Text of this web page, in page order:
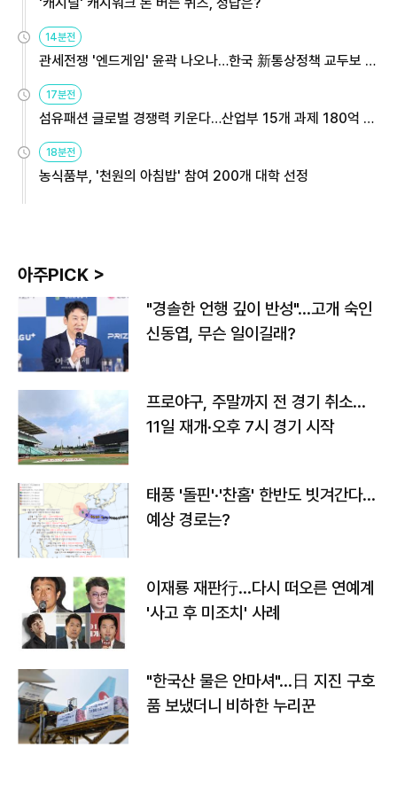
14분전
관세전쟁 '엔드게임' 윤곽 나오나…한국 新통상정책 교두보 활
용해야
17분전
섬유패션 글로벌 경쟁력 키운다…산업부 15개 과제 180억 지
원
18분전
농식품부, '천원의 아침밥' 참여 200개 대학 선정
아주PICK >
"경솔한 언행 깊이 반성"…고개 숙인
신동엽, 무슨 일이길래?
프로야구, 주말까지 전 경기 취소…
11일 재개·오후 7시 경기 시작
태풍 '돌핀'·'찬홈' 한반도 빗겨간다…
예상 경로는?
이재룡 재판行…다시 떠오른 연예계
'사고 후 미조치' 사례
"한국산 물은 안마셔"…日 지진 구호
품 보냈더니 비하한 누리꾼